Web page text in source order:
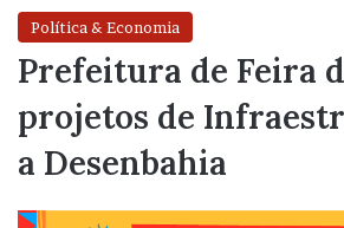
Política & Economia
Prefeitura de Feira
projetos de
a Desenbahia